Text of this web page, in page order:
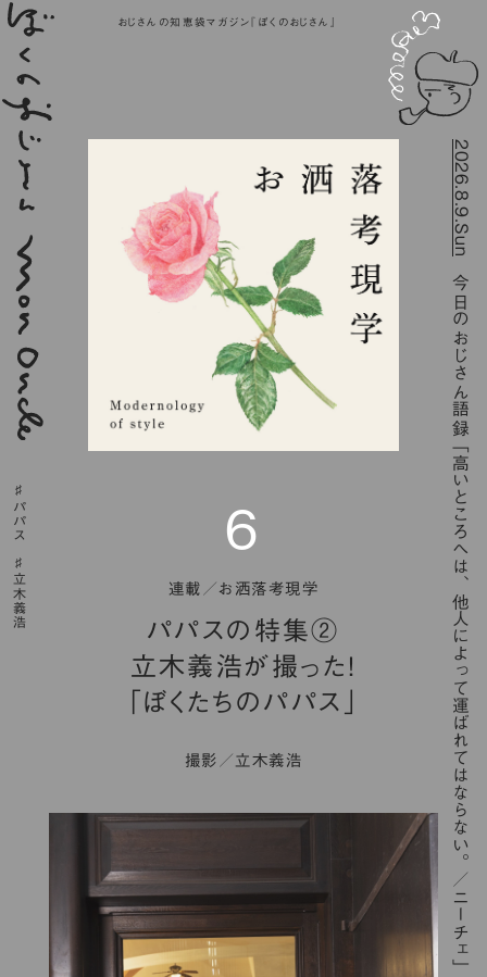
おじさんの知恵袋マガジン『ぼくのおじさん』
2026.8.9.Sun
今日のおじさん語録
「高いところへは、他人によって運ばれてはならない。／ニーチェ」
6
連載／お洒落考現学
パパスの特集②
立木義浩が撮った！
「ぼくたちのパパス」
撮影／立木義浩
パパス
立木義浩